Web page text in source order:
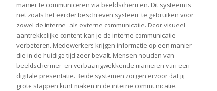
manier te communiceren via beeldschermen. Dit systeem is
net zoals het eerder beschreven systeem te gebruiken voor
zowel de interne- als externe communicatie. Door visueel
aantrekkelijke content kan je de interne communicatie
verbeteren. Medewerkers krijgen informatie op een manier
die in de huidige tijd zeer bevalt. Mensen houden van
beeldschermen en verbazingwekkende manieren van een
digitale presentatie. Beide systemen zorgen ervoor dat jij
grote stappen kunt maken in de interne communicatie.